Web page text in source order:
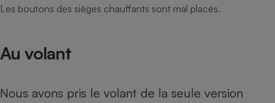
Les boutons des sièges chauffants sont mal placés.
Au volant
Nous avons pris le volant de la seule version